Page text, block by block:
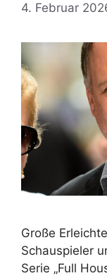
4. Februar
Große
Schauspieler
Serie „Full